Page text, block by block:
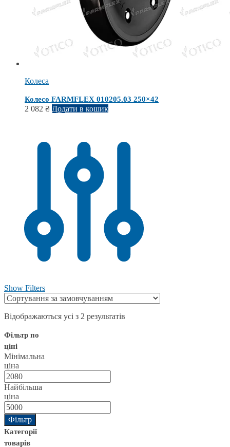
Колеса
Колесо FARMFLEX 010205.03 250×42
2 082 ₴ Додати в кошик
Show Filters
Відображаються усі з 2 результатів
Фільтр по
ціні
Мінімальна
ціна
Найбільша
ціна
Фільтр
Категорії
товарів